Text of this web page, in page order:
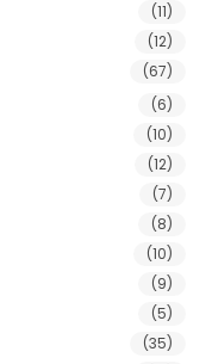
(11)
(12)
(67)
(6)
(10)
(12)
(7)
(8)
(10)
(9)
(5)
(35)